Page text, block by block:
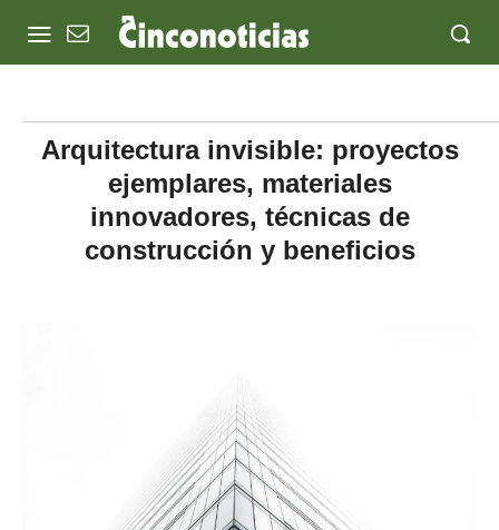
Arquitectura invisible: proyectos
ejemplares, materiales
innovadores, técnicas de
construcción y beneficios